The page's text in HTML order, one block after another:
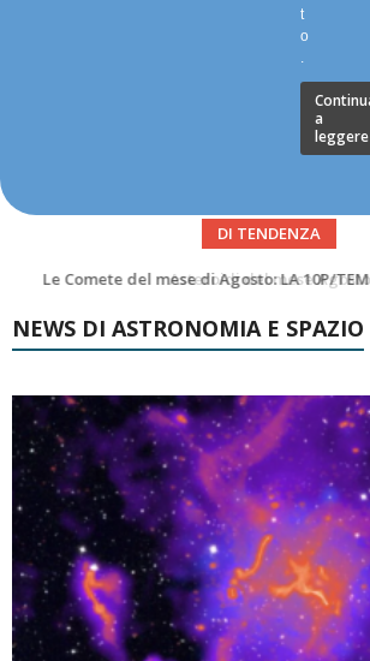
t
o
.
a
leggere
DI TENDENZA
Asteroidi del mese Agosto
NEWS DI ASTRONOMIA E SPAZIO